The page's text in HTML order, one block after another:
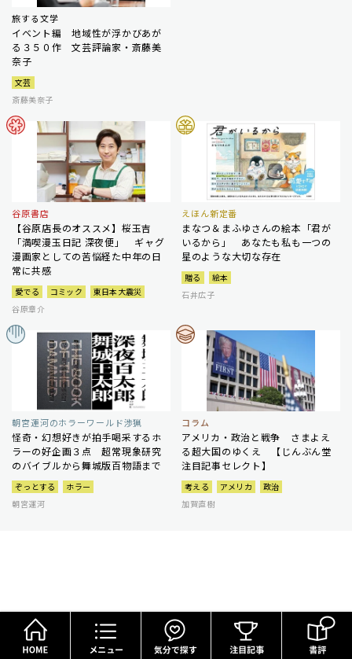
旅する文学
イベント編 地域性が浮かびあが
る３５０作 文芸評論家・斎藤美
奈子
文芸
斎藤美奈子
谷原書店
【谷原店長のオススメ】桜玉吉
「満喫漫玉日記 深夜便」 ギャグ
漫画家としての苦悩経た中年の日
常に共感
愛でる コミック
東日本大震災
谷原章介
えほん新定番
まなつ＆まふゆさんの絵本「君が
いるから」 あなたも私も一つの
星のような大切な存在
贈る
絵本
石井広子
朝宮運河のホラーワールド渉猟
怪奇・幻想好きが拍手喝采するホ
ラーの好企画３点 超常現象研究
のバイブルから舞城版百物語まで
ぞっとする
ホラー
朝宮運河
コラム
アメリカ・政治と戦争 さまよえ
る超大国のゆくえ 【じんぶん堂
注目記事セレクト】
考える アメリカ
政治
加賀直樹